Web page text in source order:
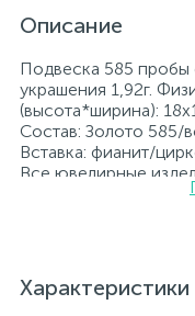
Описание
Подвеска 585
украшения 1,92г.
(высота*ширина):
Состав: Золото 585/
Вставка: фианит/
Все ювелирные
сайте прошли
прилагаются бирка с
параметров.*Цвета
Характеристики